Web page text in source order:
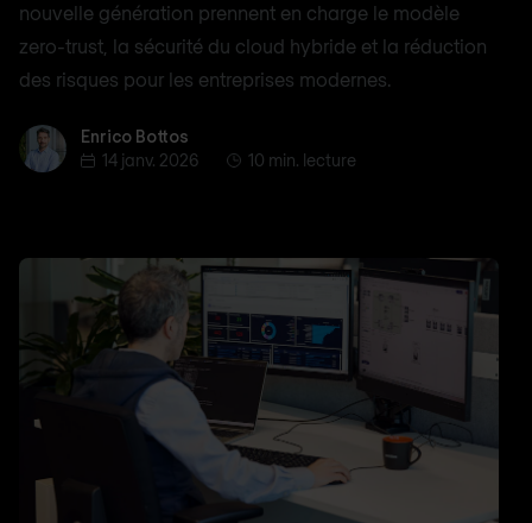
nouvelle génération prennent en charge le modèle
zero-trust, la sécurité du cloud hybride et la réduction
des risques pour les entreprises modernes.
Enrico BottosEnrico Bottos
14 janv. 2026
10 min. lecture